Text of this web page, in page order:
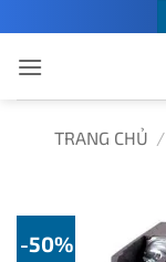
qua
nội
dung
TRANG CHỦ /
-50%